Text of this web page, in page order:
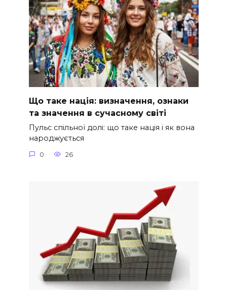
Що таке нація: визначення, ознаки
та значення в сучасному світі
Пульс спільної долі: що таке нація і як вона
народжується
0 26